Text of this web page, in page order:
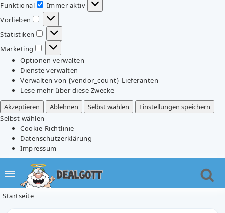
Funktional
Funktional
Immer aktiv
Vorlieben
Vorlieben
Statistiken
Statistiken
Marketing
Marketing
Optionen verwalten
Dienste verwalten
Verwalten von {vendor_count}-Lieferanten
Lese mehr über diese Zwecke
Akzeptieren
Ablehnen Selbst wählen
Einstellungen speichern
Selbst wählen
Cookie-Richtlinie
Datenschutzerklärung
Impressum
Startseite